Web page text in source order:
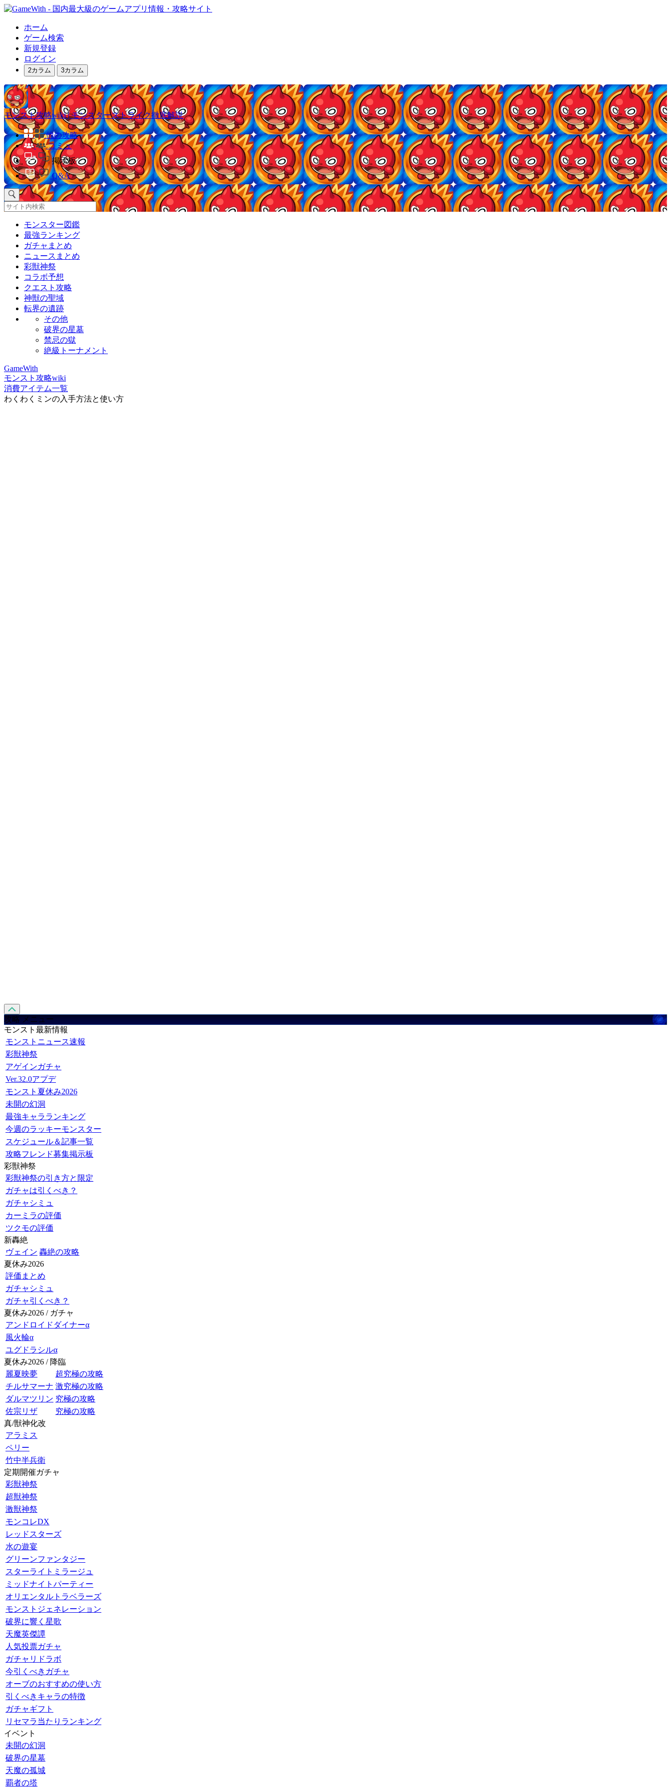
ホーム
ゲーム検索
新規登録
ログイン
2カラム 3カラム
モンスト攻略wiki | モンスターストライク徹底解説
他の攻略
コミュ
掲示板
Q&A
モンスター図鑑
最強ランキング
ガチャまとめ
ニュースまとめ
彩獣神祭
コラボ予想
クエスト攻略
神獣の聖域
転界の遺跡
その他
破界の星墓
禁忌の獄
絶級トーナメント
GameWith
モンスト攻略wiki
消費アイテム一覧
わくわくミンの入手方法と使い方
攻略 メニュー
モンスト最新情報
モンストニュース速報
彩獣神祭
アゲインガチャ
Ver.32.0アプデ
モンスト夏休み2026
未開の幻洞
最強キャラランキング
今週のラッキーモンスター
スケジュール＆記事一覧
攻略フレンド募集掲示板
彩獣神祭
彩獣神祭の引き方と限定
ガチャは引くべき？
ガチャシミュ
カーミラの評価
ツクモの評価
新轟絶
ヴェイン 轟絶の攻略
夏休み2026
評価まとめ
ガチャシミュ
ガチャ引くべき？
夏休み2026 / ガチャ
アンドロイドダイナーα
風火輪α
ユグドラシルα
夏休み2026 / 降臨
麗夏映夢
超究極の攻略
チルサマーナ 激究極の攻略
ダルマツリン 究極の攻略
佐宗リザ
究極の攻略
真/獣神化改
アラミス
ペリー
竹中半兵衛
定期開催ガチャ
彩獣神祭
超獣神祭
激獣神祭
モンコレDX
レッドスターズ
水の遊宴
グリーンファンタジー
スターライトミラージュ
ミッドナイトパーティー
オリエンタルトラベラーズ
モンストジェネレーション
破界に響く星歌
天魔英傑譚
人気投票ガチャ
ガチャリドラボ
今引くべきガチャ
オーブのおすすめの使い方
引くべきキャラの特徴
ガチャギフト
リセマラ当たりランキング
イベント
未開の幻洞
破界の星墓
天魔の孤城
覇者の塔